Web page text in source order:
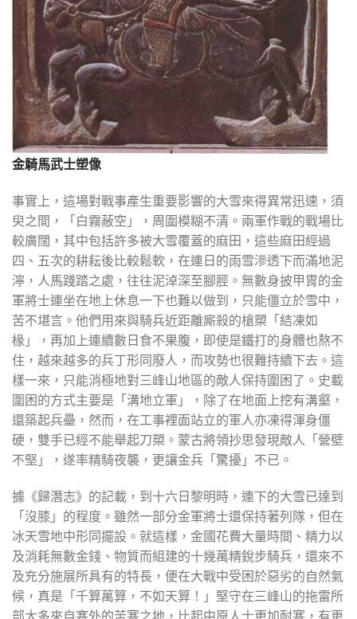
金騎馬武士塑像
事實上，這場對戰事產生重要影響的大雪來得異常迅速，須
臾之間，「白霧蔽空」，周圍模糊不清。兩軍作戰的戰場比
較廣闊，其中包括許多被大雪覆蓋的麻田，這些麻田經過
四、五次的耕耘後比較鬆軟，在連日的雨雪滲透下而滿地泥
濘，人馬踐踏之處，往往泥淖深至腳脛。無數身披甲胄的金
軍將士連坐在地上休息一下也難以做到，只能僵立於雪中，
苦不堪言。他們用來與騎兵近距離廝殺的槍槊「結凍如
椽」，再加上連續數日食不果腹，即使是鐵打的身體也熬不
住，越來越多的兵丁形同廢人，而攻勢也很難持續下去。這
樣一來，只能消極地對三峰山地區的敵人保持圍困了。史載
圍困的方式主要是「溝地立軍」，除了在地面上挖有溝壑，
還築起兵壘，然而，在工事裡面站立的軍人亦凍得渾身僵
硬，雙手已經不能舉起刀槊。蒙古將領抄思發現敵人「營壁
不堅」，遂率精騎夜襲，更讓金兵「驚擾」不已。
據《歸潛志》的記載，到十六日黎明時，連下的大雪已達到
「沒膝」的程度。雖然一部分金軍將士還保持著列隊，但在
冰天雪地中形同擺設。就這樣，金國花費大量時間、精力以
及消耗無數金錢、物質而組建的十幾萬精銳步騎兵，還來不
及充分施展所具有的特長，便在大戰中受困於惡劣的自然氣
候，真是「千算萬算，不如天算！」堅守在三峰山的拖雷所
部大多來自塞外的苦寒之地，比起中原人士更加耐寒，有更